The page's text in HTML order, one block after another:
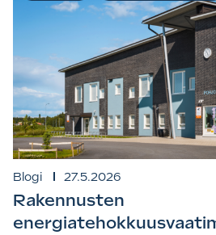
Blogi 27.5.2026
Rakennusten